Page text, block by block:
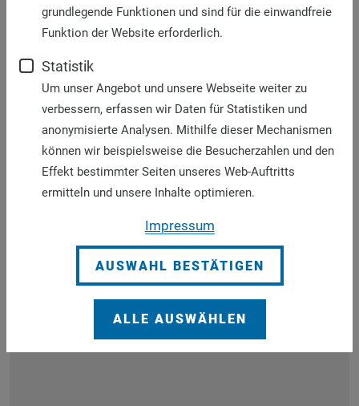
Eindrücke der ZdK-Aktion in Erfurt vom 27.
August 2024
grundlegende Funktionen und sind für die einwandfreie
Funktion der Website erforderlich.
Statistik
Um unser Angebot und unsere Webseite weiter zu
verbessern, erfassen wir Daten für Statistiken und
anonymisierte Analysen. Mithilfe dieser Mechanismen
können wir beispielsweise die Besucherzahlen und den
Effekt bestimmter Seiten unseres Web-Auftritts
ermitteln und unsere Inhalte optimieren.
Impressum
AUSWAHL BESTÄTIGEN
ALLE AUSWÄHLEN